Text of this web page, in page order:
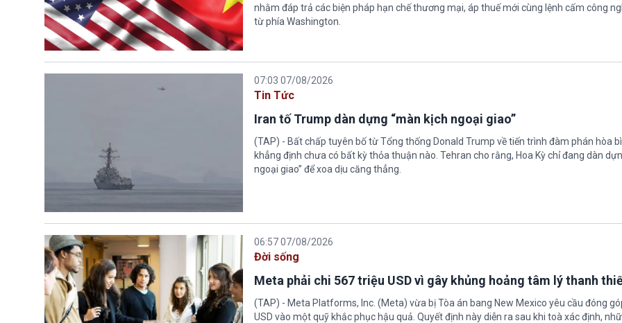
nhằm đáp trả các biện pháp hạn chế thương mại, áp thuế mới cùng lệnh cấm công
từ phía Washington.
07:03 07/08/2026
Tin Tức
Iran tố Trump dàn dựng “màn kịch ngoại giao”
(TAP) - Bất chấp tuyên bố từ Tổng thống Donald Trump về tiến trình đàm phán hòa
khẳng định chưa có bất kỳ thỏa thuận nào. Tehran cho rằng, Hoa Kỳ chỉ đang dàn
ngoại giao” để xoa dịu căng thẳng.
06:57 07/08/2026
Đời sống
Meta phải chi 567 triệu USD vì gây khủng hoảng tâm lý thanh
(TAP) - Meta Platforms, Inc. (Meta) vừa bị Tòa án bang New Mexico yêu cầu đóng
USD vào một quỹ khắc phục hậu quả. Quyết định này diễn ra sau khi toà xác định,